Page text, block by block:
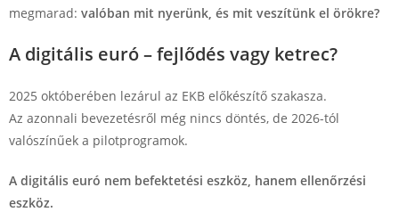
megmarad: valóban mit nyerünk, és mit veszítünk el örökre?
A digitális euró – fejlődés vagy ketrec?
2025 októberében lezárul az EKB előkészítő szakasza.
Az azonnali bevezetésről még nincs döntés, de 2026-tól
valószínűek a pilotprogramok.
A digitális euró nem befektetési eszköz, hanem ellenőrzési
eszköz.